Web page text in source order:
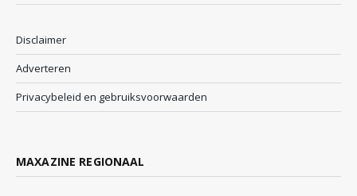
Disclaimer
Adverteren
Privacybeleid en gebruiksvoorwaarden
MAXAZINE REGIONAAL